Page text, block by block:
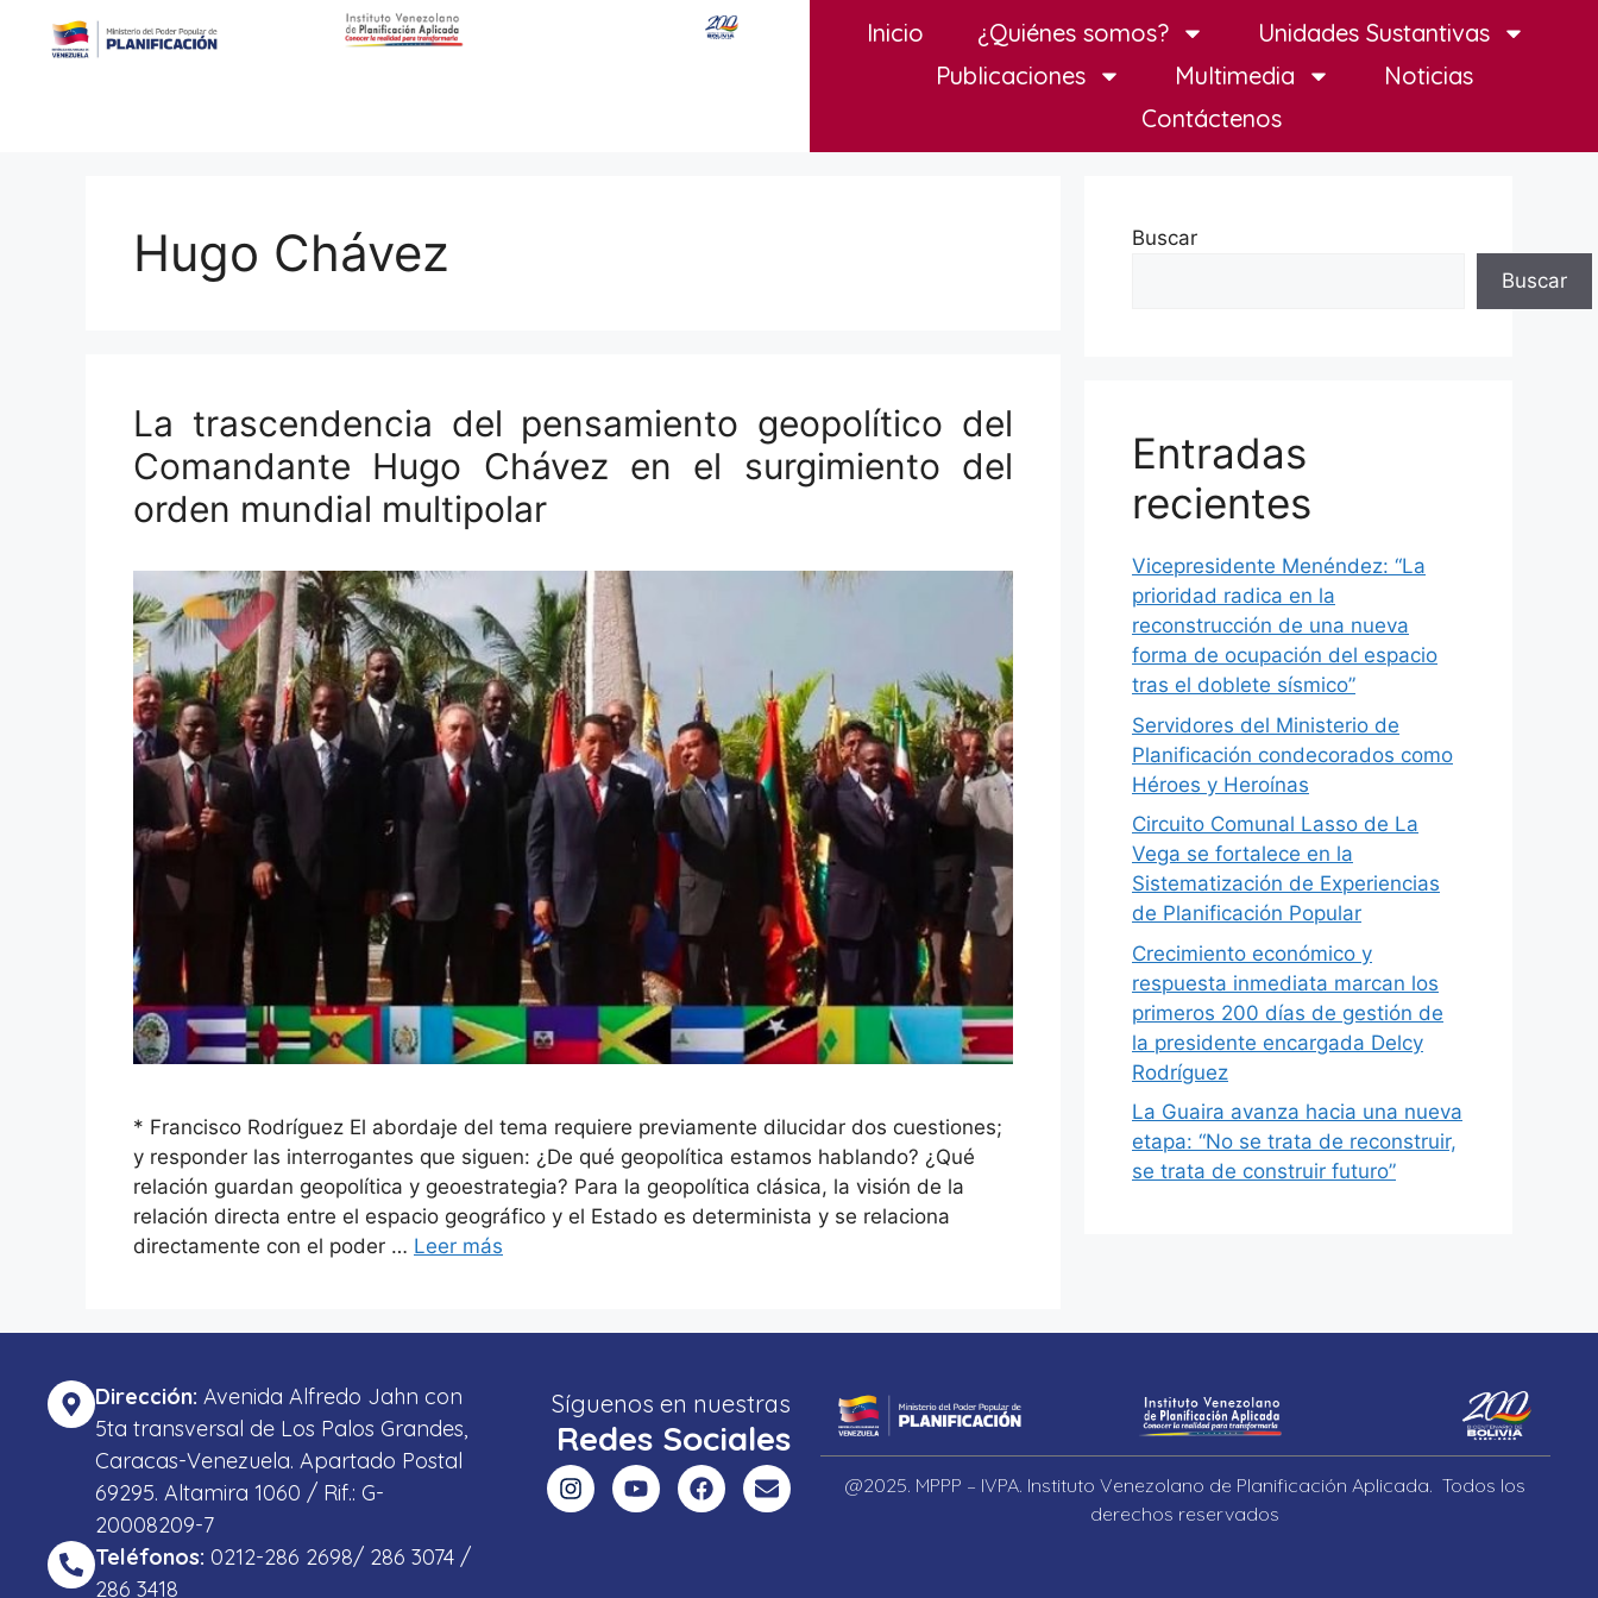
Inicio ¿Quiénes somos?
Unidades Sustantivas
Publicaciones
Multimedia
Noticias
Contáctenos
Hugo Chávez
La trascendencia del pensamiento geopolítico del
Comandante Hugo Chávez en el surgimiento del
orden mundial multipolar
* Francisco Rodríguez El abordaje del tema requiere previamente dilucidar dos cuestiones;
y responder las interrogantes que siguen: ¿De qué geopolítica estamos hablando? ¿Qué
relación guardan geopolítica y geoestrategia? Para la geopolítica clásica, la visión de la
relación directa entre el espacio geográfico y el Estado es determinista y se relaciona
directamente con el poder … Leer más
Buscar
Buscar
Entradas
recientes
Vicepresidente Menéndez: “La
prioridad radica en la
reconstrucción de una nueva
forma de ocupación del espacio
tras el doblete sísmico”
Servidores del Ministerio de
Planificación condecorados como
Héroes y Heroínas
Circuito Comunal Lasso de La
Vega se fortalece en la
Sistematización de Experiencias
de Planificación Popular
Crecimiento económico y
respuesta inmediata marcan los
primeros 200 días de gestión de
la presidente encargada Delcy
Rodríguez
La Guaira avanza hacia una nueva
etapa: “No se trata de reconstruir,
se trata de construir futuro”
Dirección: Avenida Alfredo Jahn con
5ta transversal de Los Palos Grandes,
Caracas-Venezuela. Apartado Postal
69295. Altamira 1060 / Rif.: G-
20008209-7
Teléfonos: 0212-286 2698/ 286 3074 /
286 3418
Síguenos en nuestras
Redes Sociales
@2025. MPPP – IVPA. Instituto Venezolano de Planificación Aplicada. Todos los
derechos reservados